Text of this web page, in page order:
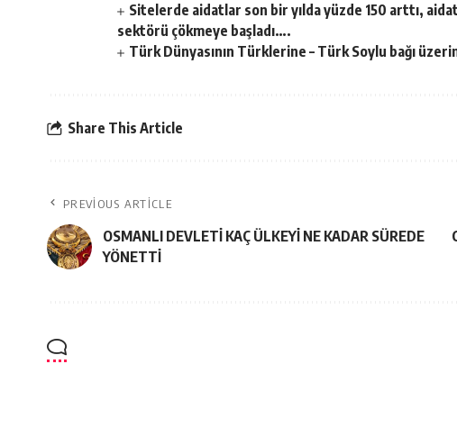
Sitelerde aidatlar son bir yılda yüzde 150 arttı,
sektörü çökmeye başladı….
Türk Dünyasının Türklerine – Türk Soylu bağı
Share This Article
PREVIOUS ARTICLE
OSMANLI DEVLETİ KAÇ ÜLKEYİ NE KADAR SÜREDE
YÖNETTİ